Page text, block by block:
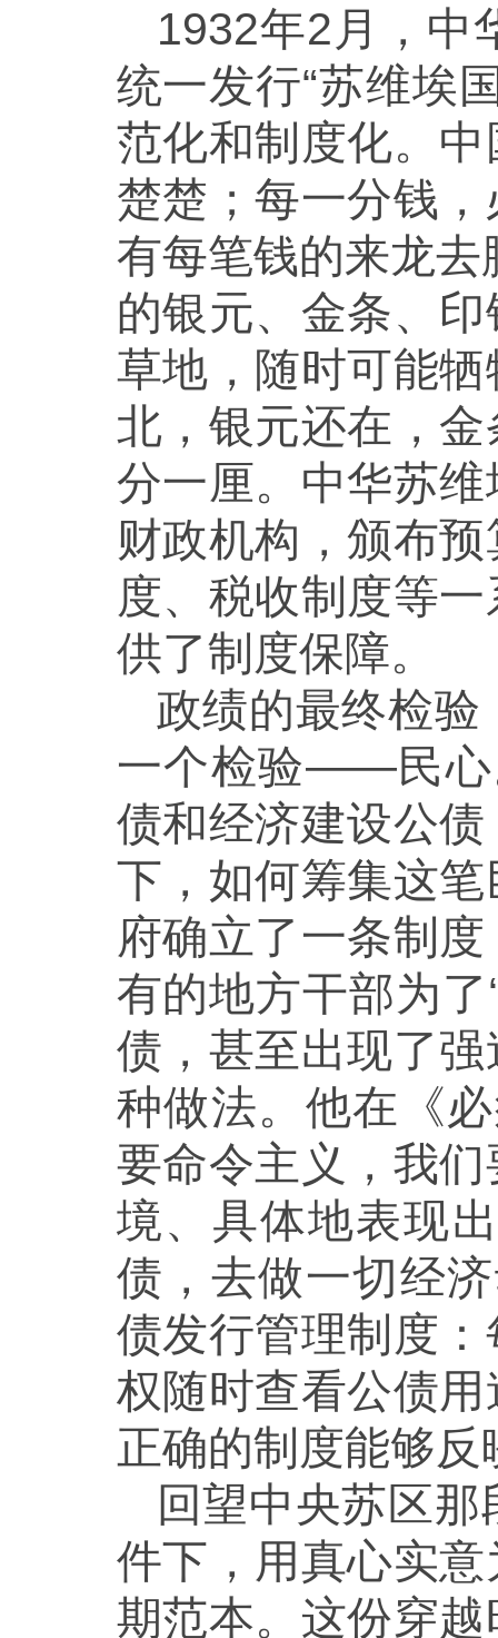
1932年2月，中
统一发行“苏维埃
范化和制度化。
楚楚；每一分钱
有每笔钱的来龙
的银元、金条、
草地，随时可能
北，银元还在，
分一厘。中华苏
财政机构，颁布
度、税收制度等
供了制度保障。
政绩的最终检
一个检验——民心
债和经济建设公
下，如何筹集这
府确立了一条制
有的地方干部为
债，甚至出现了
种做法。他在《
要命令主义，我
境、具体地表现
债，去做一切经
债发行管理制度
权随时查看公债
正确的制度能够
回望中央苏区
件下，用真心实
期范本。这份穿